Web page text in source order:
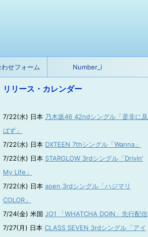
せフォーム Number_i
リリース・カレンダー
7/22(水) 日本 乃木坂46 42ndシングル「是非に及
ばず」
7/22(水) 日本 DXTEEN 7thシングル「Wanna」
7/22(水) 日本 STARGLOW 3rdシングル「Drivin’
My Life」
7/22(水) 日本 aoen 3rdシングル「ハジマリ
COLOR」
7/24(金) 米国 JO1 「WHATCHA DOIN」先行配信
7/27(月) 日本 CLASS SEVEN 3rdシングル「アイ